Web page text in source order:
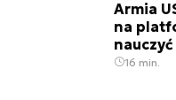
Armia
na
16 min.